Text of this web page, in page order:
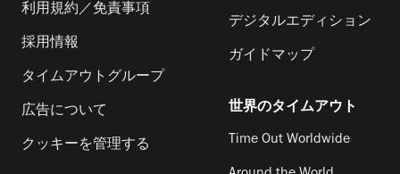
利用規約／免責事項
採用情報
タイムアウトグループ
広告について
クッキーを管理する
デジタルエディション
ガイドマップ
世界のタイムアウト
Time Out Worldwide